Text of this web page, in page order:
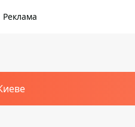
Реклама